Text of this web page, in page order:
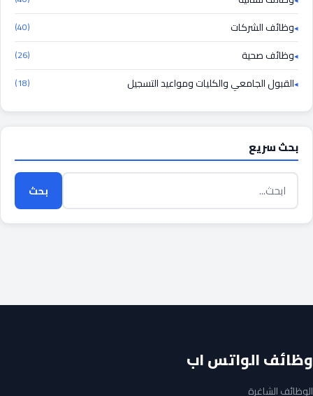
وظائف الشركات (40)
وظائف صحية (26)
القبول الجامعي والكليات ومواعيد التسجيل (18)
بحث سريع
بحث
وظائف الواتس اب
الوظائف الشاغرة